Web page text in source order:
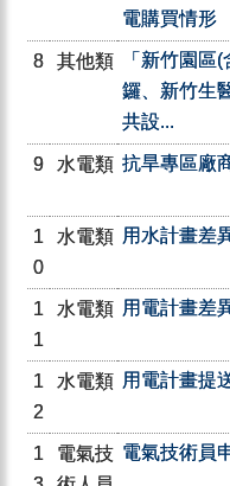
電購買情形
8 其他類
「新竹園區
鑼、新竹生
共設...
9 水電類 抗旱專區廠
1
0
水電類 用水計畫差
1
1
水電類 用電計畫差
1
2
水電類 用電計畫提
1
電氣技 電氣技術員